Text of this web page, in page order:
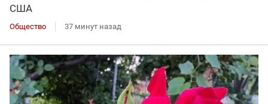
США
Общество 37 минут назад